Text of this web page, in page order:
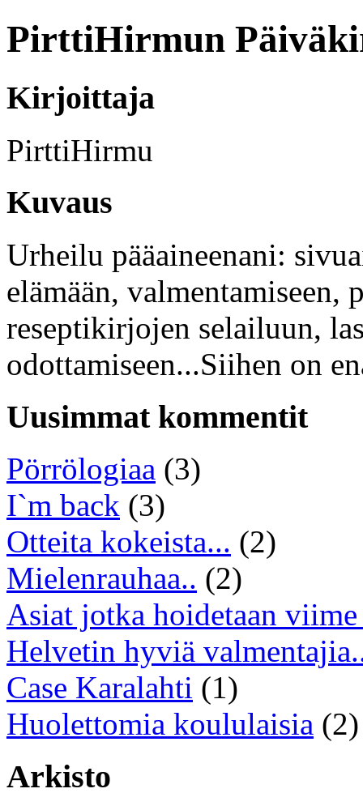
PirttiHirmun
Kirjoittaja
PirttiHirmu
Kuvaus
Urheilu pääaineenani:
elämään,
reseptikirjojen selailuun,
odottamiseen...Siihen on
Uusimmat kommentit
Pörrölogiaa (3)
I`m back (3)
Otteita kokeista... (2)
Mielenrauhaa.. (2)
Asiat jotka hoidetaan viime
Helvetin hyviä
Case Karalahti (1)
Huolettomia koululaisia (2)
Arkisto